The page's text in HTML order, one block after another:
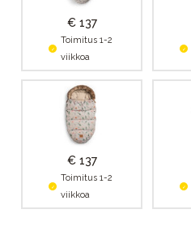
€ 137
Toimitus 1-2
viikkoa
€ 137
Toimitus 1-2
viikkoa